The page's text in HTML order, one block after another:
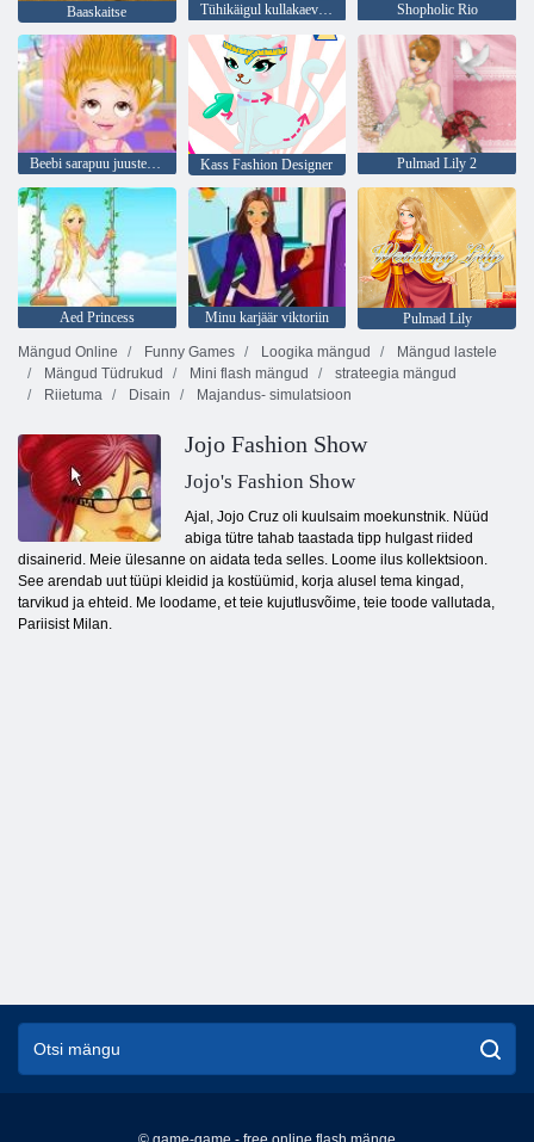
Baaskaitse Tühikäigul kullakaevandus Shopholic Rio
Beebi sarapuu juuste päev Kass Fashion Designer Pulmad Lily 2
Aed Princess Minu karjäär viktoriin
Pulmad Lily
Mängud Online
Funny Games Loogika mängud
Mängud lastele
Mängud Tüdrukud
Mini flash mängud
strateegia mängud
Riietuma
Disain Majandus- simulatsioon
Jojo Fashion Show
Jojo's Fashion Show
Ajal, Jojo Cruz oli kuulsaim moekunstnik. Nüüd
abiga tütre tahab taastada tipp hulgast riided
disainerid. Meie ülesanne on aidata teda selles. Loome ilus kollektsioon.
See arendab uut tüüpi kleidid ja kostüümid, korja alusel tema kingad,
tarvikud ja ehteid. Me loodame, et teie kujutlusvõime, teie toode vallutada,
Pariisist Milan.